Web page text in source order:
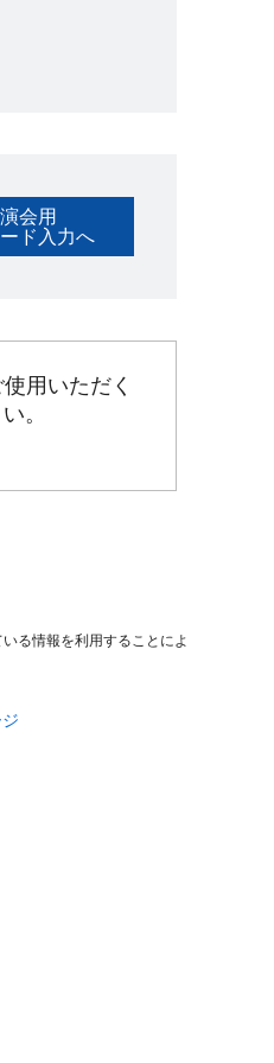
会用
ド入力へ
用いただく
。
る情報を利用することによ